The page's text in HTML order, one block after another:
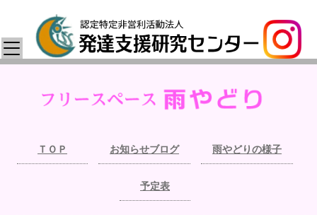
ＴＯＰ お知らせブログ 雨やどりの様子
予定表